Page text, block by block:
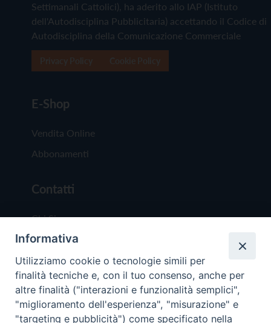
Settimanali Cattolici), ha aderito allo IAP (Istituto
dell'Autodisciplina Pubblicitaria) accettando il Codice di
Autodisciplina della Comunicazione Commerciale
E-Shop
Vendita Online
Abbonamenti
Contatti
Chi Siamo
Redazione
Scrivici
Informativa
Utilizziamo cookie o tecnologie simili per
finalità tecniche e, con il tuo consenso, anche per
altre finalità ("interazioni e funzionalità semplici",
"miglioramento dell'esperienza", "misurazione" e
"targeting e pubblicità") come specificato nella